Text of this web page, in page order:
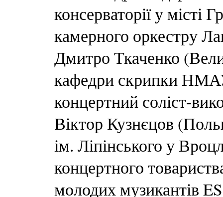
консерваторії у місті
камерного оркестру
Дмитро Ткаченко
кафедри скрипки
концертний соліст-
Віктор Кузнєцов
ім. Ліпінського у
концертного
молодих музикантів